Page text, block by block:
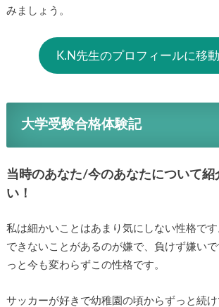
みましょう。
K.N先生のプロフィールに移
大学受験合格体験記
当時のあなた/今のあなたについて紹
い！
私は細かいことはあまり気にしない性格で
できないことがあるのが嫌で、負けず嫌い
っと今も変わらずこの性格です。
サッカーが好きで幼稚園の頃からずっと続